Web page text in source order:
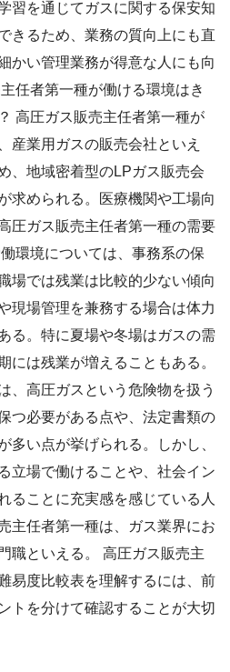
習を通じてガスに関する保安知
きるため、業務の質向上にも直
かい管理業務が得意な人にも向
任者第一種が働ける環境はき
高圧ガス販売主任者第一種が
産業用ガスの販売会社といえ
、地域密着型のLPガス販売会
求められる。医療機関や工場向
圧ガス販売主任者第一種の需要
環境については、事務系の保
場では残業は比較的少ない傾向
現場管理を兼務する場合は体力
る。特に夏場や冬場はガスの需
には残業が増えることもある。
、高圧ガスという危険物を扱う
つ必要がある点や、法定書類の
多い点が挙げられる。しかし、
立場で働けることや、社会イン
ることに充実感を感じている人
主任者第一種は、ガス業界にお
職といえる。 高圧ガス販売主
易度比較表を理解するには、前
トを分けて確認することが大切